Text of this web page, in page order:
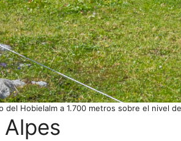
del Hobielalm a 1.700 metros sobre el nivel